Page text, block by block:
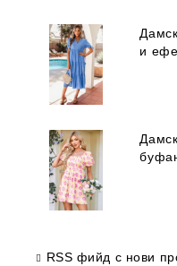
и
RSS фийд с нови